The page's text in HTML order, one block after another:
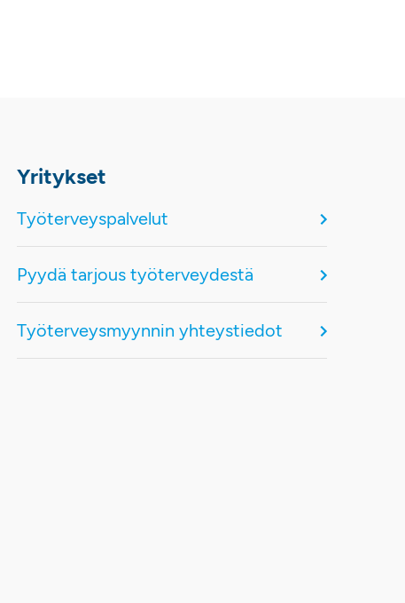
Yritykset
Työterveyspalvelut
Pyydä tarjous työterveydestä
Työterveysmyynnin yhteystiedot